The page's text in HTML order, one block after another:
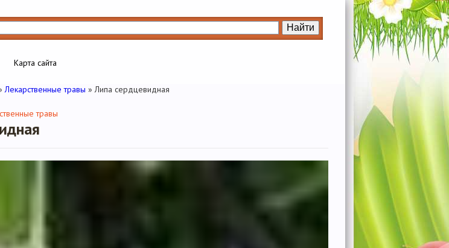
Карта сайта
Лекарственные травы » Липа сердцевидная
травы